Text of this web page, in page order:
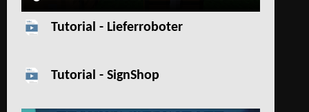
Tutorial - Lieferroboter
Tutorial - SignShop